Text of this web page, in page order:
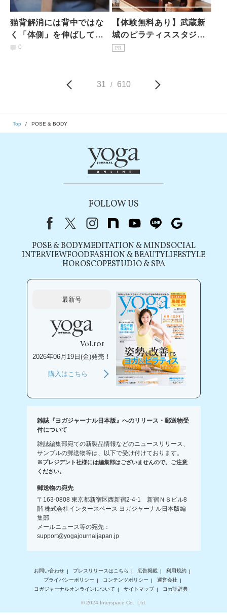
猫背解消には背中ではな
く「体側」を伸ばして！
柔軟性を取り戻して猫背
0
【体験無料あり】武蔵新
城のピラティススタジオ7
選｜初心者・女性専用を
PR
31 / 610
Top POSE & BODY
FOLLOW US
FacebookX（旧Twitter）
instagram
note youtubeline
POSE & BODYMEDITATION & MINDSOCIAL
INTERVIEWFOODFASHION & BEAUTYLIFESTYLE
HOROSCOPESTUDIO & SPA
最新号
Vol.101
2026年06月19日(金)発売！
購入はこちら
雑誌『ヨガジャーナル日本版』へのリリース・郵送物受
付について
雑誌編集部宛ての新製品情報などのニュースリリース、
サンプルの郵送物等は、以下で受け付けております。
※プレジデント社様には編集部はございませんので、ご注意
ください。
郵送物の宛先
〒163-0808 東京都新宿区西新宿2-4-1 新宿ＮＳビル8
階 株式会社インタースペース ヨガジャーナル日本版編
集部
メールニュース等の宛先：
support@yogajournaljapan.jp
お問い合わせ プレスリリースはこちら 広告掲載
利用規約
プライバシーポリシー
コンテンツポリシー
運営会社
ヨガジャーナルオンラインについて
サイトマップ ヨガ語辞典
© 2024 Interspace Co., Ltd.